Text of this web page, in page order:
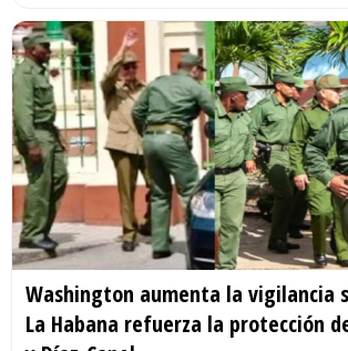
Washington aumenta la vigilancia
La Habana refuerza la protección